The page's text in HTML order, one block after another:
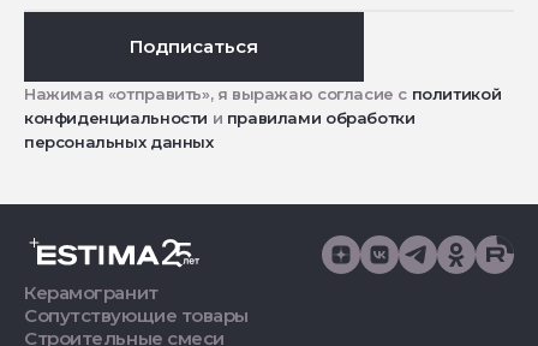
Подписаться
Нажимая «отправить», я выражаю согласие с политикой
конфиденциальности и правилами обработки
персональных данных
Керамогранит
Сопутствующие товары
Строительные смеси